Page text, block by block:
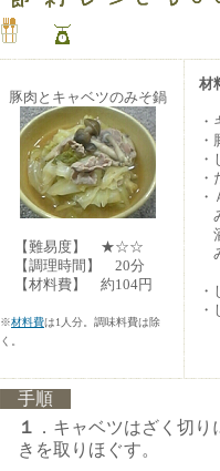
豚肉とキャベツのみそ鍋
【難易度】 ★☆☆
【調理時間】 20分
【材料費】 約104円
※材料費は1人分。調味料費は除
く。
材
・
手順
１ ．キャベツはざく切
きを取りほぐす。